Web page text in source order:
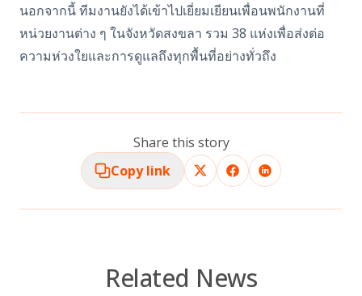
นอกจากนี้ ทีมงานยังได้เข้าไปเยี่ยมเยียนเพื่อนพนักงานที่
หน่วยงานต่าง ๆ ในจังหวัดสงขลา รวม 38 แห่งเพื่อส่งต่อ
ความห่วงใยและการดูแลถึงทุกพื้นที่อย่างทั่วถึง
Share this story
Copy link
Related News